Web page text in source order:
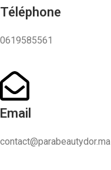
Téléphone
0619585561
Email
contact@parabeautydor.ma